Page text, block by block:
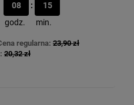
08
godz.
15
min.
regularna: 23,90 zł
20,32 zł